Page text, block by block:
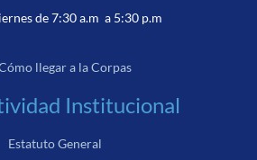
de 7:30 a.m a 5:30 p.m
llegar a la Corpas
Institucional
Estatuto General